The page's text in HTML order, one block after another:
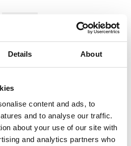
Details About
content and ads, to
and to analyse our traffic.
about your use of our site with
and analytics partners who